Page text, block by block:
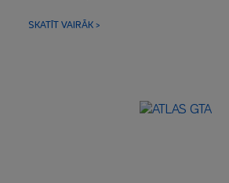
augsta izturība pret mīkstināšanu
SKATĪT VAIRĀK >